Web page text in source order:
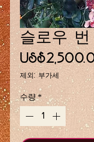
슬로우 번
제외: 부가세
수량 *